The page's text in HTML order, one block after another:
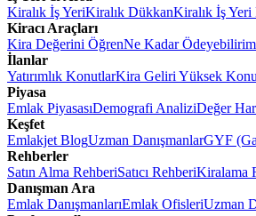
Kiralık İş YeriKiralık DükkanKiralık İş Yeri
Kiracı Araçları
Kira Değerini ÖğrenNe Kadar Ödeyebilirim
İlanlar
Yatırımlık KonutlarKira Geliri Yüksek
Piyasa
Emlak PiyasasıDemografi AnaliziDeğer
Keşfet
Emlakjet BlogUzman DanışmanlarGYF
Rehberler
Satın Alma RehberiSatıcı RehberiKiralama
Danışman Ara
Emlak DanışmanlarıEmlak OfisleriUzman